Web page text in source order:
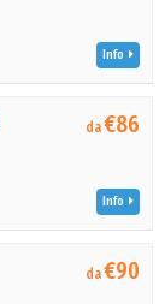
Info
da€86
Info
da€90